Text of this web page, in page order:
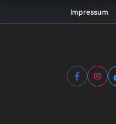
Impressum